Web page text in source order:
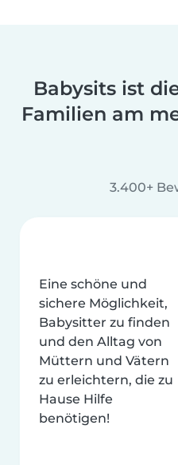
Babysits ist
Familien am
3.400+
Eine schöne und
sichere Möglichkeit,
Babysitter zu finden
und den Alltag von
Müttern und Vätern
zu erleichtern, die zu
Hause Hilfe
benötigen!